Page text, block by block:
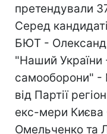
претендували
Серед
БЮТ -
"Наший України
самооборони" -
від Партії
екс-мери
Омельченко та